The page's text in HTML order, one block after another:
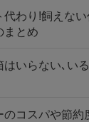
わり!飼えな
まとめ
いらない､い
コスパや節約